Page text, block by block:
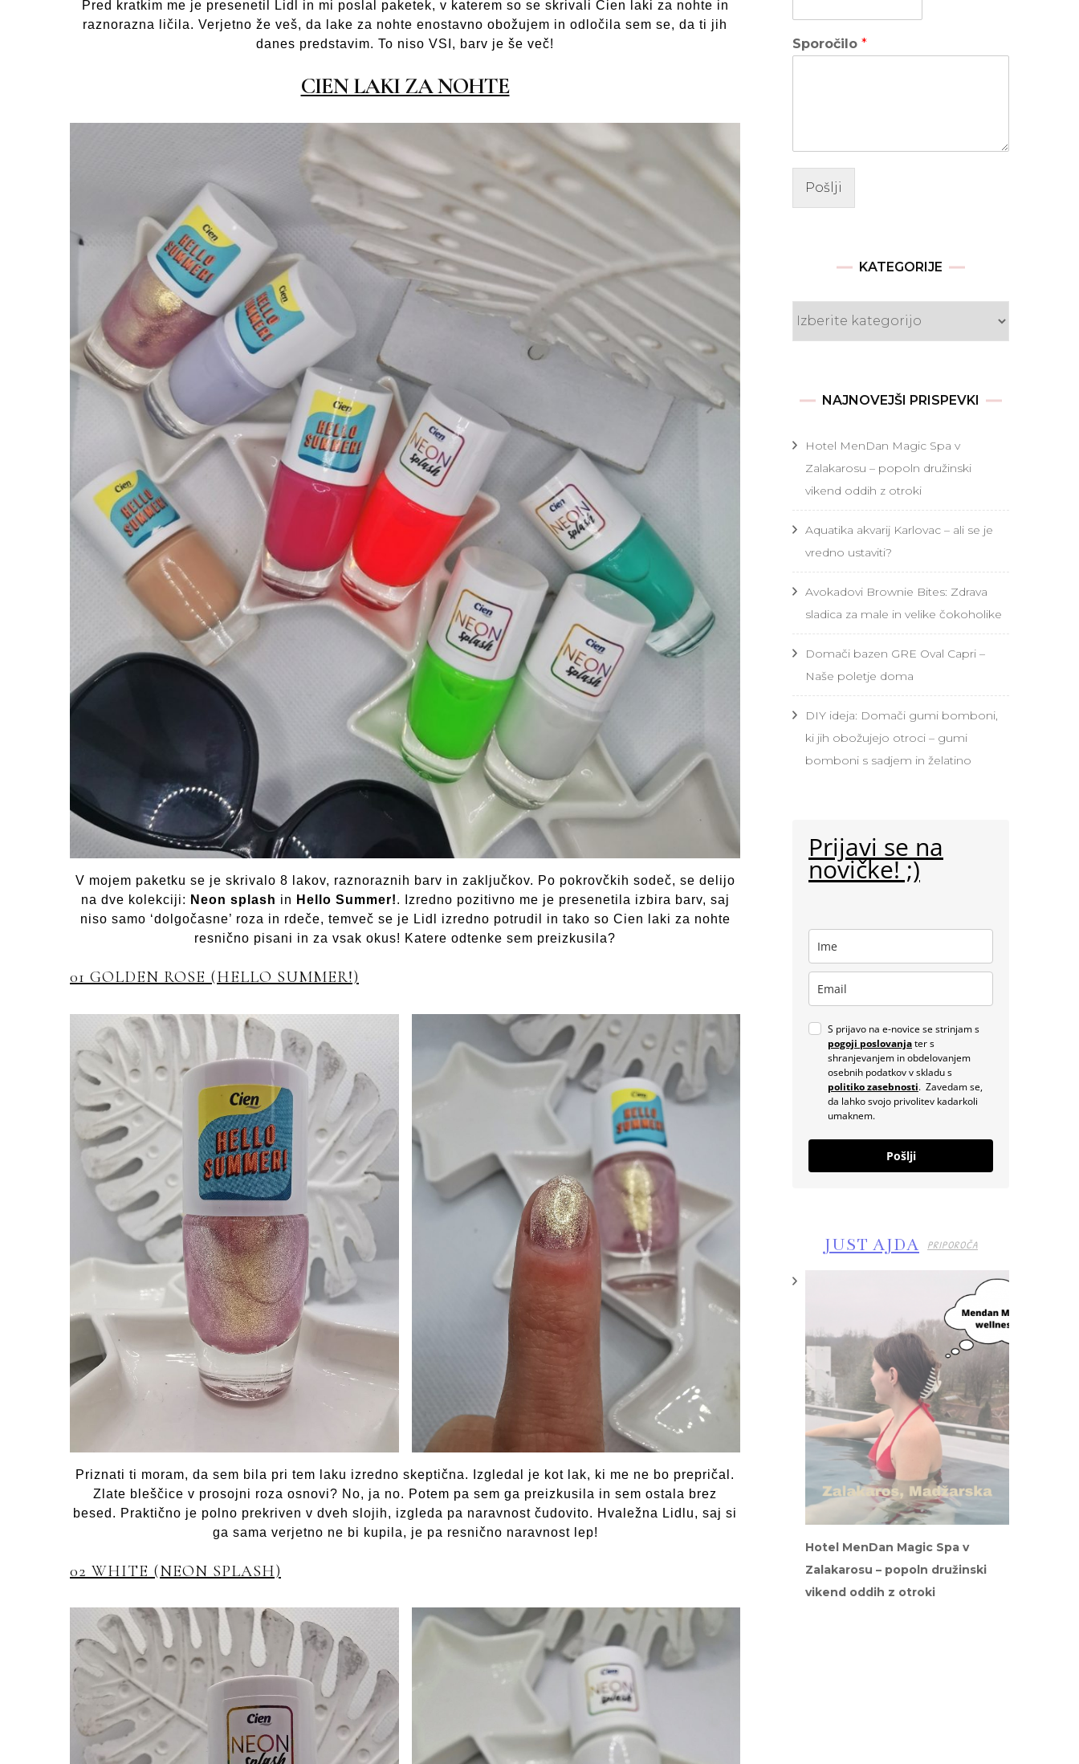
Pred kratkim me je presenetil Lidl in mi poslal paketek, v katerem so se skrivali Cien laki za nohte in
raznorazna ličila. Verjetno že veš, da lake za nohte enostavno obožujem in odločila sem se, da ti jih
danes predstavim. To niso VSI, barv je še več!
CIEN LAKI ZA NOHTE
V mojem paketku se je skrivalo 8 lakov, raznoraznih barv in zaključkov. Po pokrovčkih sodeč, se delijo
na dve kolekciji: Neon splash in Hello Summer!. Izredno pozitivno me je presenetila izbira barv, saj
niso samo ‘dolgočasne’ roza in rdeče, temveč se je Lidl izredno potrudil in tako so Cien laki za nohte
resnično pisani in za vsak okus! Katere odtenke sem preizkusila?
01 GOLDEN ROSE (HELLO SUMMER!)
Priznati ti moram, da sem bila pri tem laku izredno skeptična. Izgledal je kot lak, ki me ne bo prepričal.
Zlate bleščice v prosojni roza osnovi? No, ja no. Potem pa sem ga preizkusila in sem ostala brez
besed. Praktično je polno prekriven v dveh slojih, izgleda pa naravnost čudovito. Hvaležna Lidlu, saj si
ga sama verjetno ne bi kupila, je pa resnično naravnost lep!
02 WHITE (NEON SPLASH)
Sporočilo *
Pošlji
KATEGORIJE
NAJNOVEJŠI PRISPEVKI
Hotel MenDan Magic Spa v
Zalakarosu – popoln družinski
vikend oddih z otroki
Aquatika akvarij Karlovac – ali se je
vredno ustaviti?
Avokadovi Brownie Bites: Zdrava
sladica za male in velike čokoholike
Domači bazen GRE Oval Capri –
Naše poletje doma
DIY ideja: Domači gumi bomboni,
ki jih obožujejo otroci – gumi
bomboni s sadjem in želatino
Prijavi se na
novičke! ;)
S prijavo na e-novice se strinjam s
pogoji poslovanjater s
shranjevanjem in obdelovanjem
osebnih podatkov v skladu s
politiko zasebnosti. Zavedam se,
da lahko svojo privolitev kadarkoli
umaknem.
Pošlji
JUST AJDA PRIPOROČA
Hotel MenDan Magic Spa v
Zalakarosu – popoln družinski
vikend oddih z otroki